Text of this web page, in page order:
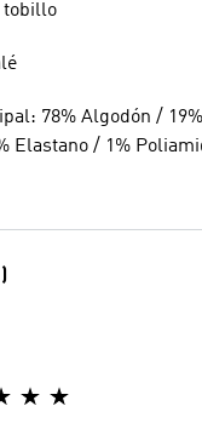
tobillo
78% Algodón /
Elastano / 1%